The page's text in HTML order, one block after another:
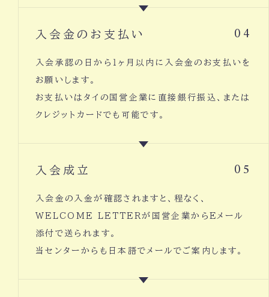
入会金のお支払い 04
入会承認の日から１ヶ月以内に入会金のお支払いを
お願いします。
お支払いはタイの国営企業に直接銀行振込、または
クレジットカードでも可能です。
入会成立 05
入会金の入金が確認されますと、程なく、
WELCOME LETTERが国営企業からEメール
添付で送られます。
当センターからも日本語でメールでご案内します。